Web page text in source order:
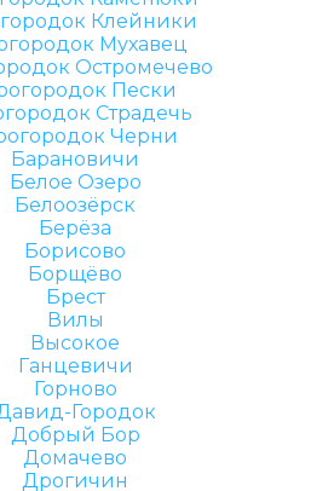
Клейники
Мухавец
Остромечево
Пески
Страдечь
Черни
Барановичи
Белое Озеро
Белоозёрск
Берёза
Борисово
Борщёво
Брест
Вилы
Высокое
Ганцевичи
Горново
Городок
Добрый Бор
Домачево
Дрогичин